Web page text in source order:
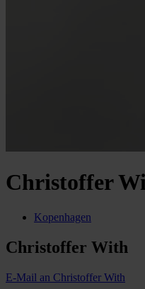
Christoffer
Kopenhagen
Christoffer With
E-Mail an Christoffer With